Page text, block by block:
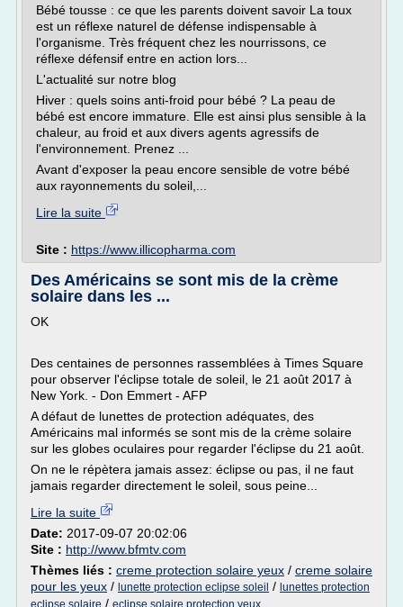
Bébé tousse : ce que les parents doivent savoir La toux
est un réflexe naturel de défense indispensable à
l'organisme. Très fréquent chez les nourrissons, ce
réflexe défensif entre en action lors...
L'actualité sur notre blog
Hiver : quels soins anti-froid pour bébé ? La peau de
bébé est encore immature. Elle est ainsi plus sensible à la
chaleur, au froid et aux divers agents agressifs de
l'environnement. Prenez ...
Avant d'exposer la peau encore sensible de votre bébé
aux rayonnements du soleil,...
Lire la suite
Site : https://www.illicopharma.com
Des Américains se sont mis de la crème
solaire dans les ...
OK
Des centaines de personnes rassemblées à Times Square
pour observer l'éclipse totale de soleil, le 21 août 2017 à
New York. - Don Emmert - AFP
A défaut de lunettes de protection adéquates, des
Américains mal informés se sont mis de la crème solaire
sur les globes oculaires pour regarder l'éclipse du 21 août.
On ne le répètera jamais assez: éclipse ou pas, il ne faut
jamais regarder directement le soleil, sous peine...
Lire la suite
Date: 2017-09-07 20:02:06
Site : http://www.bfmtv.com
Thèmes liés : creme protection solaire yeux / creme solaire
pour les yeux / lunette protection eclipse soleil / lunettes protection
eclipse solaire / eclipse solaire protection yeux